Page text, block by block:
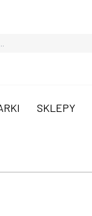
SKLEPY